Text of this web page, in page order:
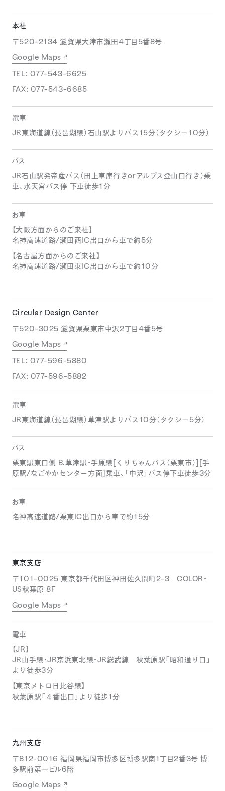
本社
〒520-2134 滋賀県大津市瀬田4丁目5番8号
Google Maps
TEL: 077-543-6625
FAX: 077-543-6685
電車
JR東海道線（琵琶湖線）石山駅よりバス15分（タクシー10分）
バス
JR石山駅発帝産バス（田上車庫行きorアルプス登山口行き）乗
車、水天宮バス停 下車徒歩1分
お車
【大阪方面からのご来社】
名神高速道路/瀬田西IC出口から車で約5分
【名古屋方面からのご来社】
名神高速道路/瀬田東IC出口から車で約10分
Circular Design Center
〒520-3025 滋賀県栗東市中沢2丁目4番5号
Google Maps
TEL: 077-596-5880
FAX: 077-596-5882
電車
JR東海道線（琵琶湖線）草津駅よりバス10分（タクシー5分）
バス
栗東駅東口側 B.草津駅・手原線[くりちゃんバス（栗東市）][手
原駅/なごやかセンター方面]乗車、「中沢」バス停下車徒歩3分
お車
名神高速道路/栗東IC出口から車で約15分
東京支店
〒101-0025 東京都千代田区神田佐久間町2-3 COLOR・
US秋葉原 8F
Google Maps
電車
【JR】
JR山手線・JR京浜東北線・JR総武線 秋葉原駅「昭和通り口」
より徒歩3分
【東京メトロ日比谷線】
秋葉原駅「４番出口」より徒歩1分
九州支店
〒812-0016 福岡県福岡市博多区博多駅南1丁目2番3号 博
多駅前第一ビル6階
Google Maps